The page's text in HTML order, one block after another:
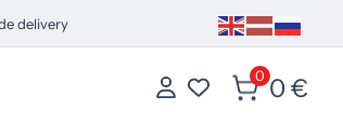
delivery
0 0 €